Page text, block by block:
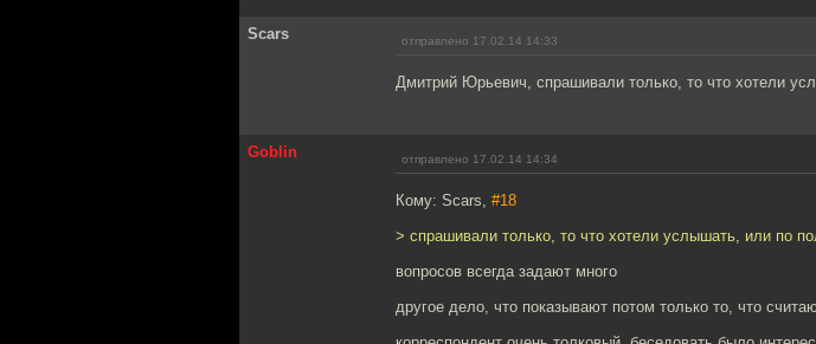
Scars отправлено 17.02.14 14:33
Дмитрий Юрьевич, спрашивали только, то что хотели
Goblin отправлено 17.02.14 14:34
Кому: Scars, #18
> спрашивали только, то что хотели услышать, или по
вопросов всегда задают много
другое дело, что показывают потом только то, что